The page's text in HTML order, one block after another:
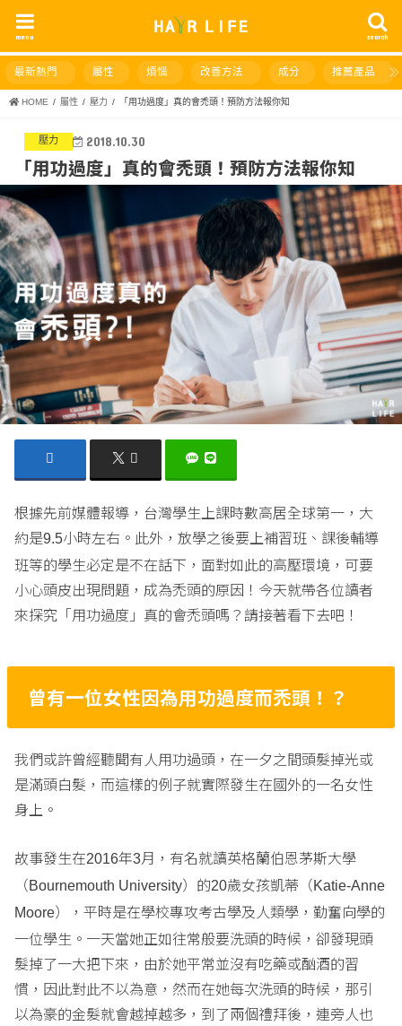
search
menu
最新熱門 屬性 煩惱 改善方法 成分 推薦產品
HOME 屬性 壓力 「用功過度」真的會禿頭！預防方法報你知
壓力 2018.10.30
「用功過度」真的會禿頭！預防方法報你知
根據先前媒體報導，台灣學生上課時數高居全球第一，大
約是9.5小時左右。此外，放學之後要上補習班、課後輔導
班等的學生必定是不在話下，面對如此的高壓環境，可要
小心頭皮出現問題，成為禿頭的原因！今天就帶各位讀者
來探究「用功過度」真的會禿頭嗎？請接著看下去吧！
曾有一位女性因為用功過度而禿頭！？
我們或許曾經聽聞有人用功過頭，在一夕之間頭髮掉光或
是滿頭白髮，而這樣的例子就實際發生在國外的一名女性
身上。
故事發生在2016年3月，有名就讀英格蘭伯恩茅斯大學
（Bournemouth University）的20歲女孩凱蒂（Katie-Anne
Moore），平時是在學校專攻考古學及人類學，勤奮向學的
一位學生。一天當她正如往常般要洗頭的時候，卻發現頭
髮掉了一大把下來，由於她平常並沒有吃藥或酗酒的習
慣，因此對此不以為意，然而在她每次洗頭的時候，那引
以為豪的金髮就會越掉越多，到了兩個禮拜後，連旁人也